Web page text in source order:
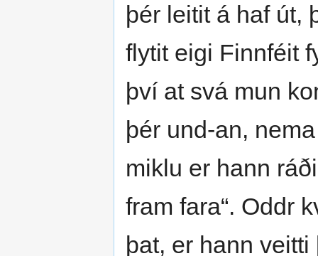
þér leitit á haf út,
flytit eigi Finnféit
því at svá mun
þér und-an,
miklu er hann
fram fara“. Oddr
þat, er hann